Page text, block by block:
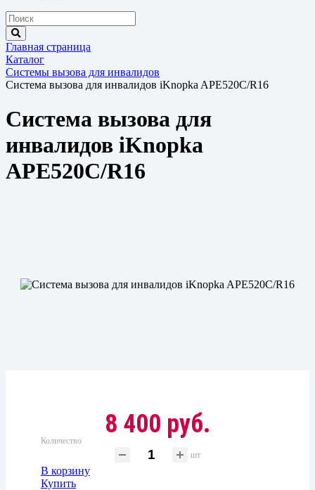
Главная страница
Каталог
Системы вызова для инвалидов
Система вызова для инвалидов iKnopka APE520C/R16
Система вызова для
инвалидов iKnopka
APE520C/R16
8 400 руб.
Количество
шт
В корзину
Купить